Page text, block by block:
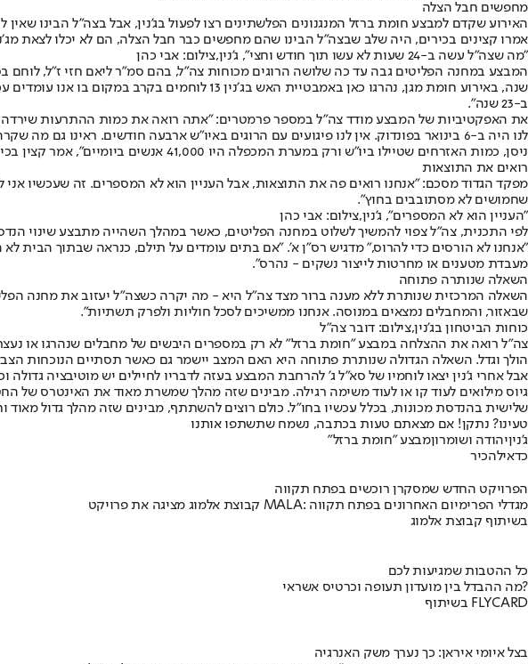
מחפשים חבל הצלה
אמרו קצינים בכירים, היה שלב שבצה״ל הבינו שהם מחפשים כבר חבל הצלה, הם לא יכלו לצאת
"מה שצה"ל עשה ב-24 שעות לא עשו תוך חודש וחצי", ג'נין,צילום: אבי כהן
שנה, באירוע חומת מגן, נהרגו כאן באמבטיית האש
ב-23 שנה״.
את האפקטיביות של המבצע מודד צה"ל במספר פרמטרים: "אתה רואה את כמות ההתרעות
לנו היה ב-6 בינואר בפונדוק
. אין לנו פיגועים עם הרוגים באיו"ש ארבעה חודשים. ראינו גם מה
ניסן, כמות האזרחים שטיילו ביו"ש ורק במערת המכפלה היו 41,000 אנשים ביומיים״, אמר קצין בכיר.
רואים את התוצאות
מפקד הגדוד מסכם: "אנחנו רואים פה את התוצאות, אבל העניין הוא לא המספרים. זה שעכשיו אני
שחמושים לא מסתובבים בחוץ".
"העניין הוא לא המספרים", ג'נין,צילום: אבי כהן
לפי התכנית, צה"ל צפוי להמשיך לשלוט במחנה הפליטים, כאשר במהלך השהייה מתבצע שינוי
"אנחנו לא הורסים כדי להרוס," מדגיש רס"ן א'. "אם בתים עומדים על תילם, כנראה שבתוך הבית
מעבדת מטענים או מחרטות לייצור נשקים - נהרס".
השאלה שנותרה פתוחה
השאלה המרכזית שנותרת ללא מענה ברור מצד צה"ל היא - מה יקרה כשצה"ל יעזוב את מחנה
שבאזור, והמחבלים נמצאים במנוסה. אנחנו ממשיכים לסכל חוליות ולפרק תשתיות".
כוחות הביטחון בג'נין,צילום: דובר צה"ל
צה"ל רואה את ההצלחה במבצע "חומת ברזל" לא רק במספרים היבשים של מחבלים שנהרגו או
הולך וגדל. השאלה הגדולה שנותרת פתוחה היא האם המצב יישמר גם כאשר תסתיים הנוכחות
אבל אחרי ג'נין יצאו לוחמיו של סא"ל ג' להרחבת המבצע בעזה לדבריו לחיילים יש מוטיבציה
גיוס מילואים לעוד קו או לעוד משימה רגילה. מבינים שזה מהלך שמשרת מאוד את האינטרס של
שלישית בהנדסת מכונות, בכלל עכשיו בחו"ל. כולם רוצים להשתתף, מבינים שזה מהלך גדול מאוד
טעינו? נתקן! אם מצאתם טעות בכתבה, נשמח שתשתפו אותנו
ג'ניןיהודה ושומרוןמבצע "חומת ברזל"
כדאילהכיר
הפרויקט החדש שמסקרן רוכשים בפתח תקווה
קבוצת אלמוג מציגה את פרויקט MALA: מגדלי הפרימיום האחרונים בפתח תקווה
בשיתוף קבוצת אלמוג
כל ההטבות שמגיעות לכם
מה ההבדל בין מועדון תעופה וכרטיס אשראי?
בשיתוף FLYCARD
בצל איומי איראן: כך נערך משק האנרגיה